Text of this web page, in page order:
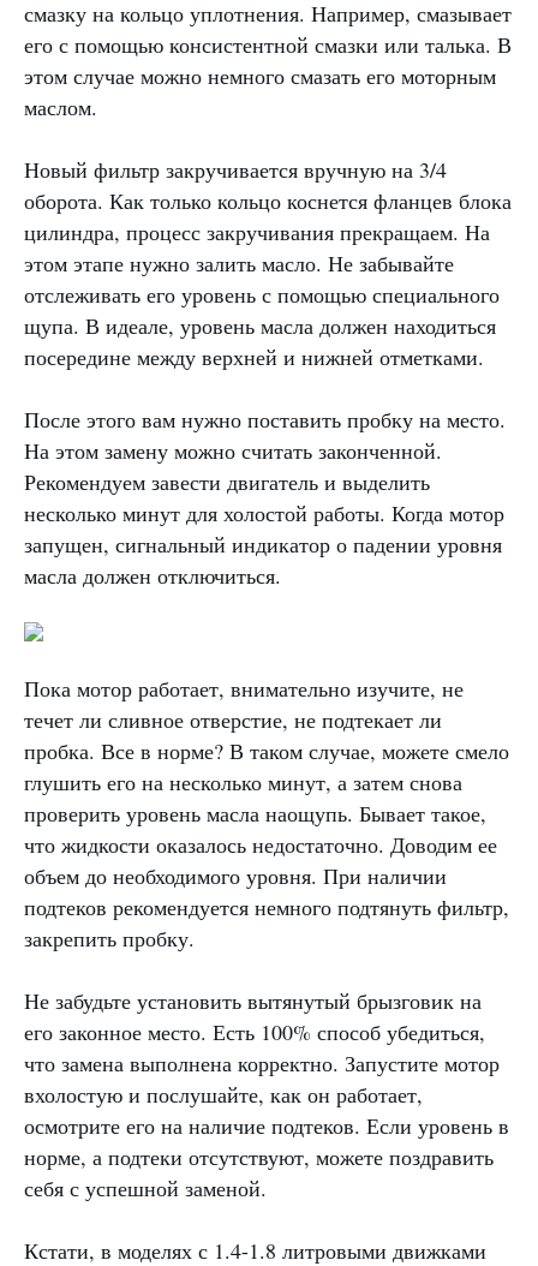
смазку на кольцо уплотнения. Например, смазывает
его с помощью консистентной смазки или талька. В
этом случае можно немного смазать его моторным
маслом.
Новый фильтр закручивается вручную на 3/4
оборота. Как только кольцо коснется фланцев блока
цилиндра, процесс закручивания прекращаем. На
этом этапе нужно залить масло. Не забывайте
отслеживать его уровень с помощью специального
щупа. В идеале, уровень масла должен находиться
посередине между верхней и нижней отметками.
После этого вам нужно поставить пробку на место.
На этом замену можно считать законченной.
Рекомендуем завести двигатель и выделить
несколько минут для холостой работы. Когда мотор
запущен, сигнальный индикатор о падении уровня
масла должен отключиться.
Пока мотор работает, внимательно изучите, не
течет ли сливное отверстие, не подтекает ли
пробка. Все в норме? В таком случае, можете смело
глушить его на несколько минут, а затем снова
проверить уровень масла наощупь. Бывает такое,
что жидкости оказалось недостаточно. Доводим ее
объем до необходимого уровня. При наличии
подтеков рекомендуется немного подтянуть фильтр,
закрепить пробку.
Не забудьте установить вытянутый брызговик на
его законное место. Есть 100% способ убедиться,
что замена выполнена корректно. Запустите мотор
вхолостую и послушайте, как он работает,
осмотрите его на наличие подтеков. Если уровень в
норме, а подтеки отсутствуют, можете поздравить
себя с успешной заменой.
Кстати, в моделях с 1.4-1.8 литровыми движками